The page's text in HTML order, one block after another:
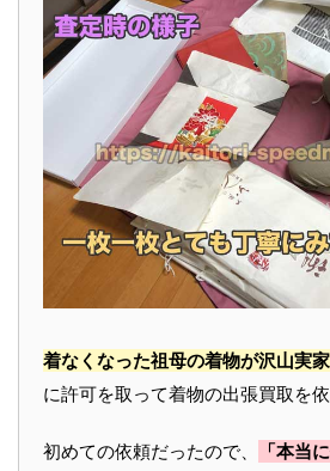
着なくなった祖母の着物が沢山実
に許可を取って着物の出張買取を依
初めての依頼だったので、
「本当